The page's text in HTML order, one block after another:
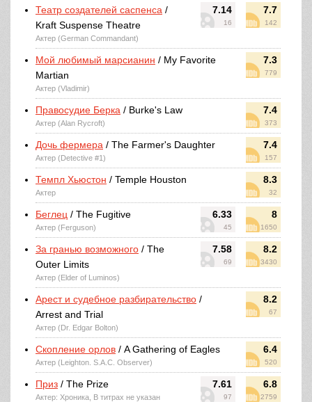
7.14
16
7.7
142
Театр создателей саспенса /
Kraft Suspense Theatre
Актер (German Commandant)
7.3
779
Мой любимый марсианин / My Favorite
Martian
Актер (Vladimir)
7.4
373
Правосудие Берка / Burke's Law
Актер (Alan Rycroft)
7.4
157
Дочь фермера / The Farmer's Daughter
Актер (Detective #1)
8.3
32
Темпл Хьюстон / Temple Houston
Актер
6.33
45
8
1650
Беглец / The Fugitive
Актер (Ferguson)
7.58
69
8.2
3430
За гранью возможного / The
Outer Limits
Актер (Elder of Luminos)
8.2
67
Арест и судебное разбирательство /
Arrest and Trial
Актер (Dr. Edgar Bolton)
6.4
520
Скопление орлов / A Gathering of Eagles
Актер (Leighton. S.A.C. Observer)
7.61
97
6.8
2759
Приз / The Prize
Актер: Хроника, В титрах не указан